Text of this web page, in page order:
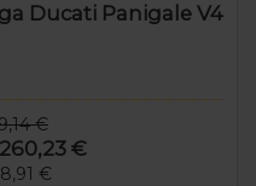
Ducati Panigale V4
€
260,23 €
€